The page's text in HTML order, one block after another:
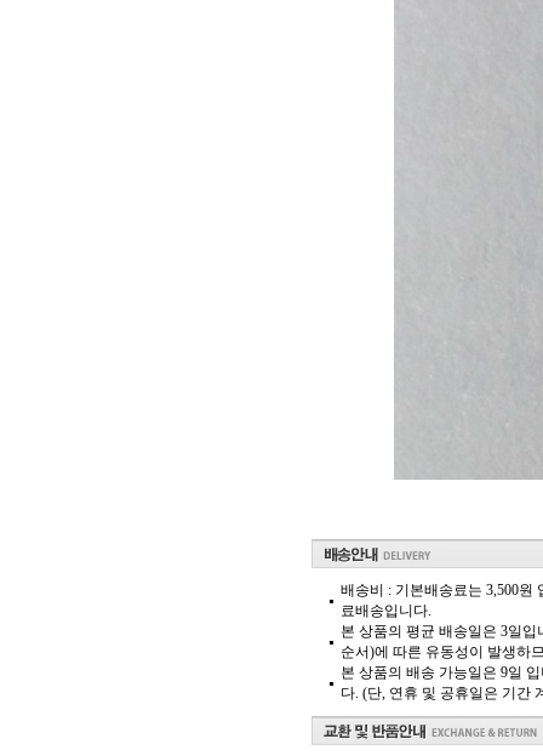
배송비 : 기본배송료는 3,500원
료배송입니다.
본 상품의 평균 배송일은 3일
순서)에 따른 유동성이 발생하
본 상품의 배송 가능일은 9일
다. (단, 연휴 및 공휴일은 기간